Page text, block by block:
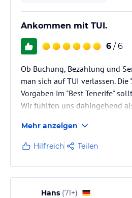
Ankommen mit TUI.
6 / 6
Ob Buchung, Bezahlung und
man sich auf TUI verlassen. Die
Vorgaben im "Best Tenerife"
Wir fühlten uns dahingehend
Mehr anzeigen
Hilfreich Teilen
Hans (71+)